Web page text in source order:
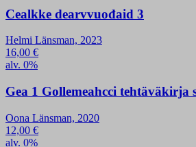
Cealkke dearvvuođaid 3
Helmi Länsman, 2023
16,00 €
alv. 0%
Gea 1 Gollemeahcci tehtäväkirja
Oona Länsman, 2020
12,00 €
alv. 0%